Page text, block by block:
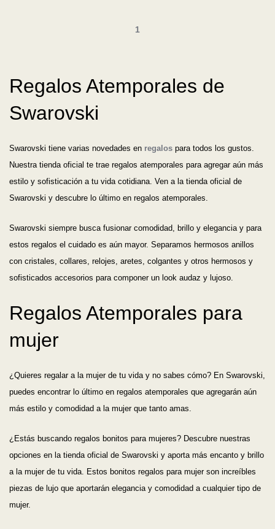
1
Regalos Atemporales de
Swarovski
Swarovski tiene varias novedades en regalos para todos los gustos.
Nuestra tienda oficial te trae regalos atemporales para agregar aún más
estilo y sofisticación a tu vida cotidiana. Ven a la tienda oficial de
Swarovski y descubre lo último en regalos atemporales.
Swarovski siempre busca fusionar comodidad, brillo y elegancia y para
estos regalos el cuidado es aún mayor. Separamos hermosos anillos
con cristales, collares, relojes, aretes, colgantes y otros hermosos y
sofisticados accesorios para componer un look audaz y lujoso.
Regalos Atemporales para
mujer
¿Quieres regalar a la mujer de tu vida y no sabes cómo? En Swarovski,
puedes encontrar lo último en regalos atemporales que agregarán aún
más estilo y comodidad a la mujer que tanto amas.
¿Estás buscando regalos bonitos para mujeres? Descubre nuestras
opciones en la tienda oficial de Swarovski y aporta más encanto y brillo
a la mujer de tu vida. Estos bonitos regalos para mujer son increíbles
piezas de lujo que aportarán elegancia y comodidad a cualquier tipo de
mujer.